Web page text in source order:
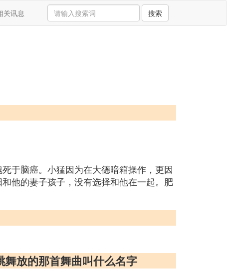
关讯息 搜索
于脑癌。小猛因为在大德暗箱操作，更因
他的妻子孩子，没有选择和他在一起。肥
放的那首舞曲叫什么名字